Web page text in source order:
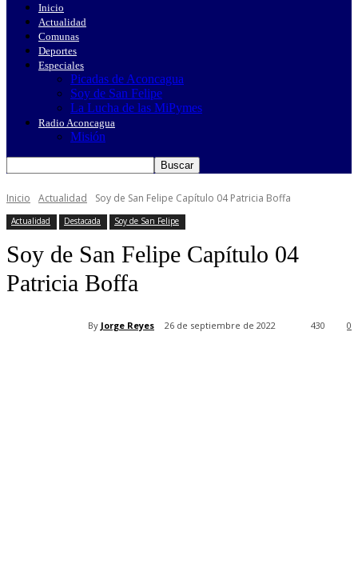
Inicio
Actualidad
Comunas
Deportes
Especiales
Picadas de Aconcagua
Soy de San Felipe
La Lucha de las MiPymes
Radio Aconcagua
Misión
Inicio Actualidad Soy de San Felipe Capítulo 04 Patricia Boffa
Actualidad Destacada Soy de San Felipe
Soy de San Felipe Capítulo 04
Patricia Boffa
By Jorge Reyes 26 de septiembre de 2022 0
430